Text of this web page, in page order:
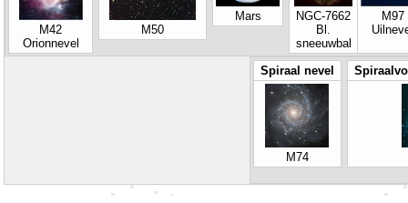
M42
Orionnevel
M50
Mars
NGC-7662
Bl.
sneeuwbal
M97
Spiraal nevel
M74